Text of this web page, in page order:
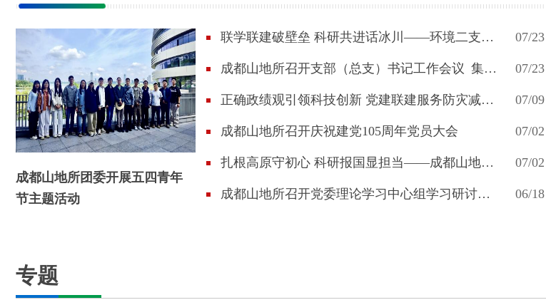
成都山地所团委开展五四青年
节主题活动
联学联建破壁垒 科研共进话冰川——环境二支部
科研"主题党日活动
07/23
成都山地所召开支部（总支）书记工作会议 集中
07/23
正确政绩观引领科技创新 党建联建服务防灾减灾
防治与地质环境保护全国重点实验室第二党支部
07/09
成都山地所召开庆祝建党105周年党员大会 07/02
扎根高原守初心 科研报国显担当——成都山地所
07/02
成都山地所召开党委理论学习中心组学习研讨
06/18
专题